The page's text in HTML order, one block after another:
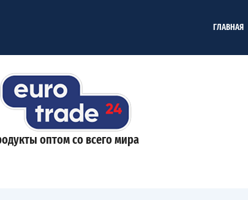
ГЛАВНАЯ
оптом со всего мира